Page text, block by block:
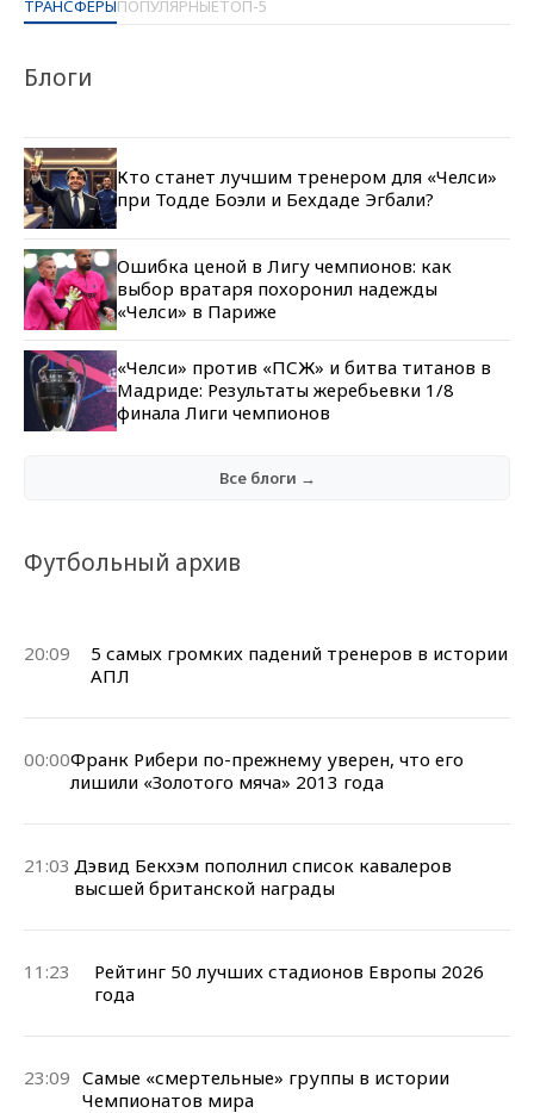
ТРАНСФЕРЫПОПУЛЯРНЫЕТОП-5
Блоги
Кто станет лучшим тренером для «Челси»
при Тодде Боэли и Бехдаде Эгбали?
Ошибка ценой в Лигу чемпионов: как
выбор вратаря похоронил надежды
«Челси» в Париже
«Челси» против «ПСЖ» и битва титанов в
Мадриде: Результаты жеребьевки 1/8
финала Лиги чемпионов
Все блоги →
Футбольный архив
20:09
5 самых громких падений тренеров в истории
АПЛ
00:00Франк Рибери по-прежнему уверен, что его
лишили «Золотого мяча» 2013 года
21:03 Дэвид Бекхэм пополнил список кавалеров
высшей британской награды
11:23
Рейтинг 50 лучших стадионов Европы 2026
года
23:09 Самые «смертельные» группы в истории
Чемпионатов мира